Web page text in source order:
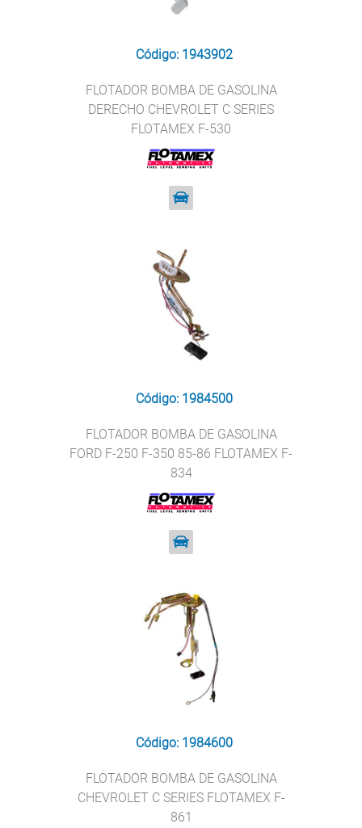
Código: 1943902
FLOTADOR BOMBA DE GASOLINA
DERECHO CHEVROLET C SERIES
FLOTAMEX F-530
Código: 1984500
FLOTADOR BOMBA DE GASOLINA
FORD F-250 F-350 85-86 FLOTAMEX F-
834
Código: 1984600
FLOTADOR BOMBA DE GASOLINA
CHEVROLET C SERIES FLOTAMEX F-
861